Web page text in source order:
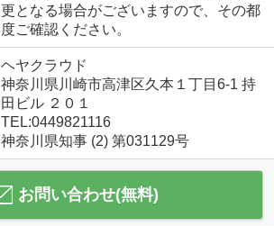
更となる場合がございますので、その都
度ご確認ください。
ヘヤクラウド
神奈川県川崎市高津区久本１丁目6-1 持
田ビル ２０１
TEL:0449821116
神奈川県知事 (2) 第031129号
お問い合わせ(無料)